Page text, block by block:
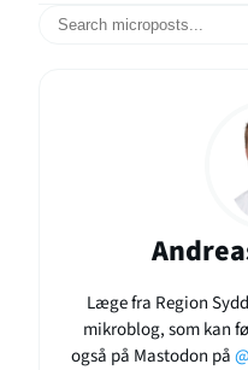
Læge fra Region
mikroblog, som kan
også på Mastodon på